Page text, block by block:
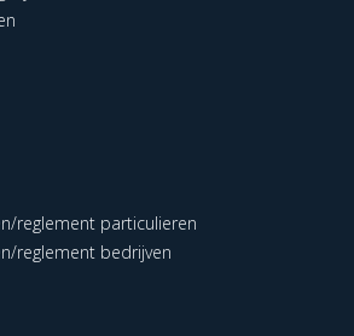
reglement particulieren
reglement bedrijven